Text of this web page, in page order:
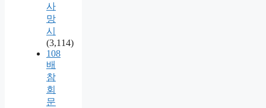
사
망
시
(3,114)
108
배
참
회
문